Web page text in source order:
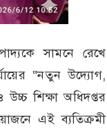
সামনে রেখে
“নতুন উদ্যোগ,
উচ্চ শিক্ষা অধিদপ্তর
এই ব্যতিক্রমী